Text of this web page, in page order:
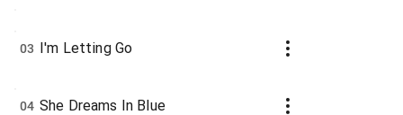
03 I'm Letting Go
04 She Dreams In Blue